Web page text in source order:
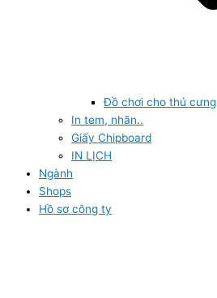
Đồ chơi cho thú cưng
In tem, nhãn..
Giấy Chipboard
IN LỊCH
Ngành
Shops
Hồ sơ công ty